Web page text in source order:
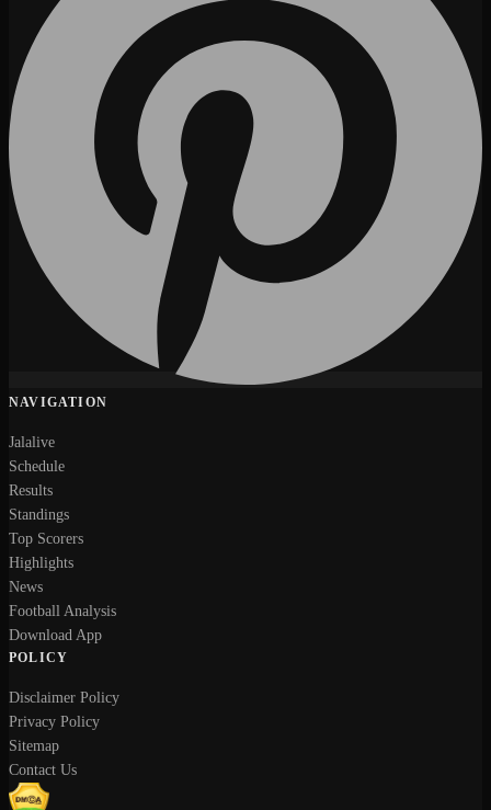
NAVIGATION
Jalalive
Schedule
Results
Standings
Top Scorers
Highlights
News
Football Analysis
Download App
POLICY
Disclaimer Policy
Privacy Policy
Sitemap
Contact Us